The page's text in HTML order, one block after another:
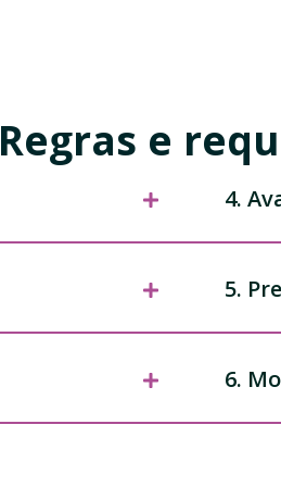
Regras e
4.
5.
6.